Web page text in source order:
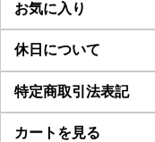
お気に入り
休日について
特定商取引法表記
カートを見る